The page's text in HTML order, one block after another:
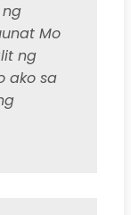
ng
Mo
ng
ako sa